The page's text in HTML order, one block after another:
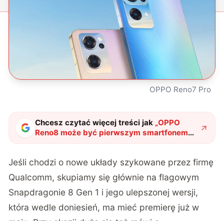
OPPO Reno7 Pro
Chcesz czytać więcej treści jak „OPPO
Reno8 może być pierwszym smartfonem
napędzanym przez układ Snapdragon 7
Jeśli chodzi o nowe układy szykowane przez firmę
Qualcomm, skupiamy się głównie na flagowym
Snapdragonie 8 Gen 1 i jego ulepszonej wersji,
która wedle doniesień, ma mieć premierę już w